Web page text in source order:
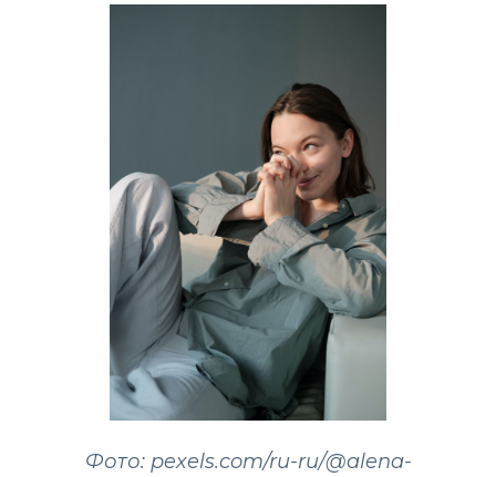
Фото: pexels.com/ru-ru/@alena-